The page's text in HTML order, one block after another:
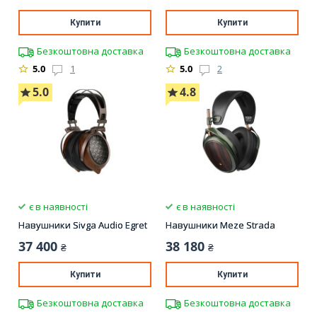
Купити
Безкоштовна доставка
5.0
1
Купити
Безкоштовна доставка
5.0
2
5.0
є в наявності
Навушники Sivga Audio Egret
37 400 ₴
Купити
Безкоштовна доставка
4.8
є в наявності
Навушники Meze Strada
38 180 ₴
Купити
Безкоштовна доставка